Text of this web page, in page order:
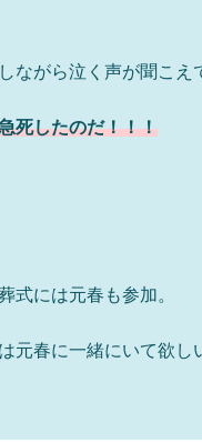
ながら泣く声が聞こえ
死したのだ！！！
式には元春も参加。
元春に一緒にいて欲し